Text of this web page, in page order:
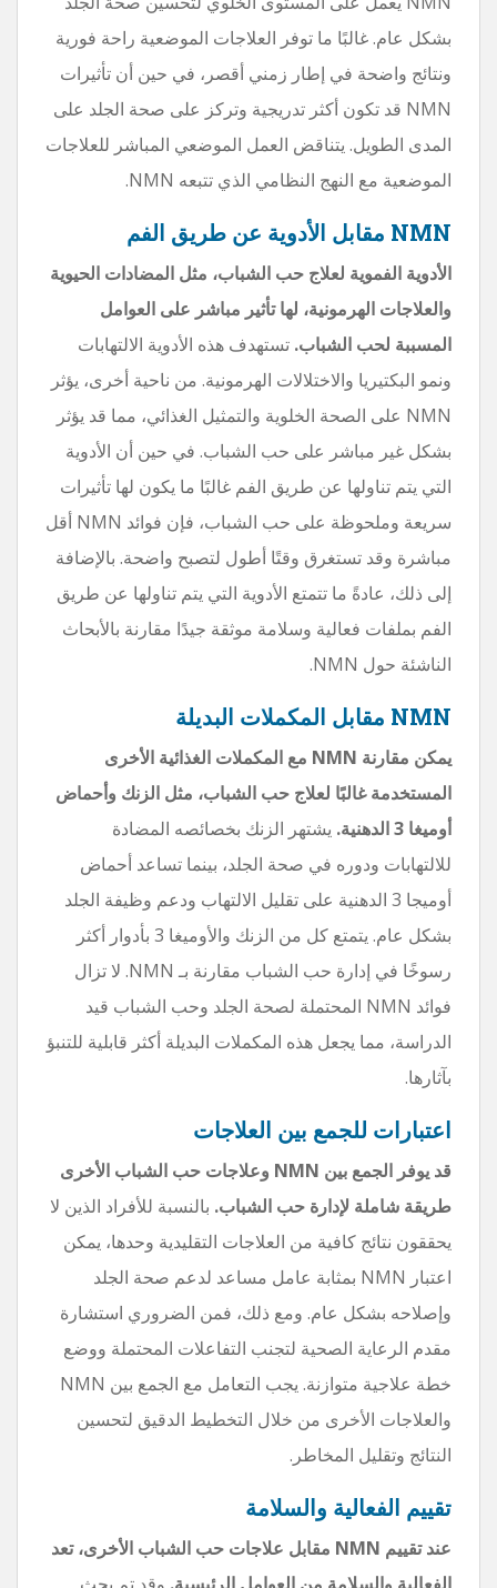
بشكل عام. غالبًا ما توفر العلاجات الموضعية راحة فورية
ونتائج واضحة في إطار زمني أقصر، في حين أن تأثيرات
NMN قد تكون أكثر تدريجية وتركز على صحة الجلد على
المدى الطويل. يتناقض العمل الموضعي المباشر للعلاجات
الموضعية مع النهج النظامي الذي تتبعه NMN.
NMN مقابل الأدوية عن طريق الفم
الأدوية الفموية لعلاج حب الشباب، مثل المضادات الحيوية
والعلاجات الهرمونية، لها تأثير مباشر على العوامل
المسببة لحب الشباب. تستهدف هذه الأدوية الالتهابات
ونمو البكتيريا والاختلالات الهرمونية. من ناحية أخرى، يؤثر
NMN على الصحة الخلوية والتمثيل الغذائي، مما قد يؤثر
بشكل غير مباشر على حب الشباب. في حين أن الأدوية
التي يتم تناولها عن طريق الفم غالبًا ما يكون لها تأثيرات
سريعة وملحوظة على حب الشباب، فإن فوائد NMN أقل
مباشرة وقد تستغرق وقتًا أطول لتصبح واضحة. بالإضافة
إلى ذلك، عادةً ما تتمتع الأدوية التي يتم تناولها عن طريق
الفم بملفات فعالية وسلامة موثقة جيدًا مقارنة بالأبحاث
الناشئة حول NMN.
NMN مقابل المكملات البديلة
يمكن مقارنة NMN مع المكملات الغذائية الأخرى
المستخدمة غالبًا لعلاج حب الشباب، مثل الزنك وأحماض
أوميغا 3 الدهنية.
يشتهر الزنك بخصائصه المضادة
للالتهابات ودوره في صحة الجلد، بينما تساعد أحماض
أوميجا 3 الدهنية على تقليل الالتهاب ودعم وظيفة الجلد
بشكل عام. يتمتع كل من الزنك والأوميغا 3 بأدوار أكثر
رسوخًا في إدارة حب الشباب مقارنة بـ NMN. لا تزال
فوائد NMN المحتملة لصحة الجلد وحب الشباب قيد
الدراسة، مما يجعل هذه المكملات البديلة أكثر قابلية للتنبؤ
بآثارها.
اعتبارات للجمع بين العلاجات
قد يوفر الجمع بين NMN وعلاجات حب الشباب الأخرى
طريقة شاملة لإدارة حب الشباب. بالنسبة للأفراد الذين لا
يحققون نتائج كافية من العلاجات التقليدية وحدها، يمكن
اعتبار NMN بمثابة عامل مساعد لدعم صحة الجلد
وإصلاحه بشكل عام. ومع ذلك، فمن الضروري استشارة
مقدم الرعاية الصحية لتجنب التفاعلات المحتملة ووضع
خطة علاجية متوازنة. يجب التعامل مع الجمع بين NMN
والعلاجات الأخرى من خلال التخطيط الدقيق لتحسين
النتائج وتقليل المخاطر.
تقييم الفعالية والسلامة
عند تقييم NMN مقابل علاجات حب الشباب الأخرى، تعد
الفعالية والسلامة من العوامل الرئيسية. وقد تم بحث